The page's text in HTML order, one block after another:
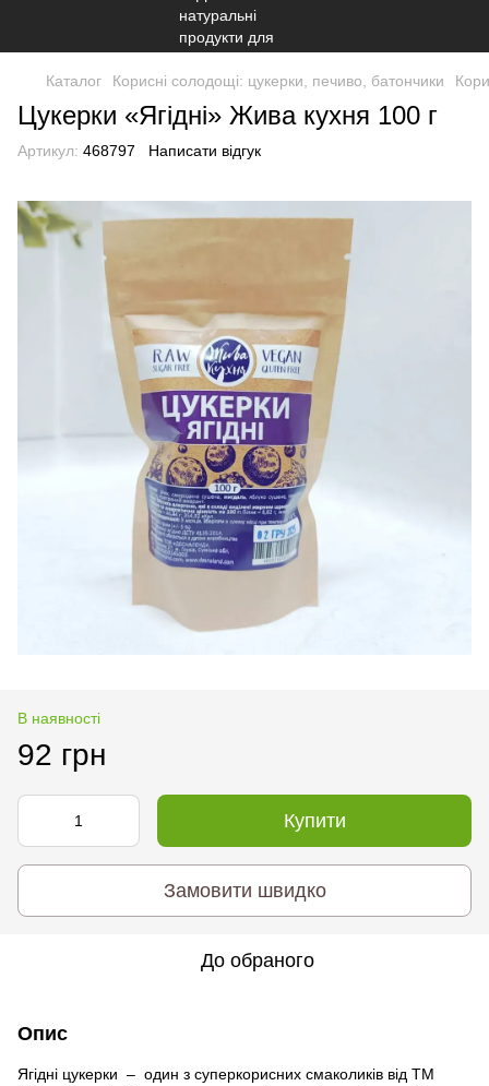
Каталог Корисні солодощі: цукерки, печиво, батончики
Цукерки «Ягідні» Жива кухня 100 г
Артикул: 468797 Написати відгук
В наявності
92 грн
Купити
Замовити швидко
До обраного
Опис
Ягідні цукерки – один з суперкорисних смаколиків від ТМ